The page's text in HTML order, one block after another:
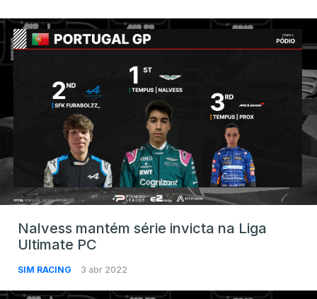
Nalvess mantém série invicta na Liga
Ultimate PC
SIM RACING 3 abr 2022